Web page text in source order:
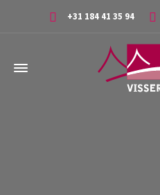
+31 184 41 35 94